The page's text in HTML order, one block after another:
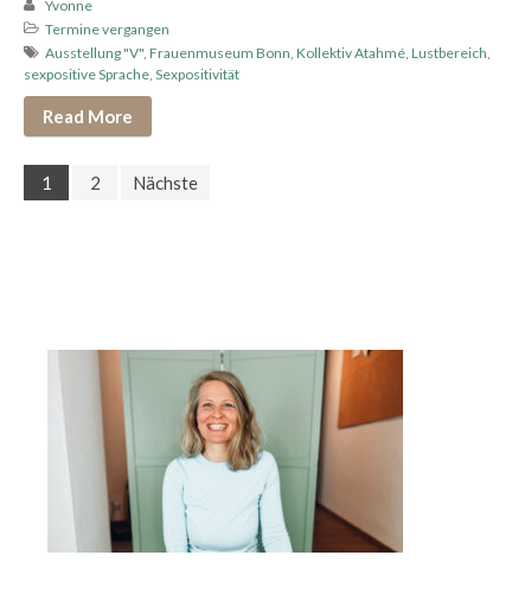
Yvonne
Termine vergangen
Ausstellung "V", Frauenmuseum Bonn, Kollektiv Atahmé, Lustbereich,
sexpositive Sprache, Sexpositivität
Read More
1 2 Nächste